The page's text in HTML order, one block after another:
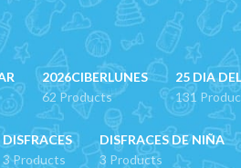
2026CIBERLUNES
62 Products
25 DIA
131
DISFRACES
3 Products
DISFRACES DE NIÑA
3 Products